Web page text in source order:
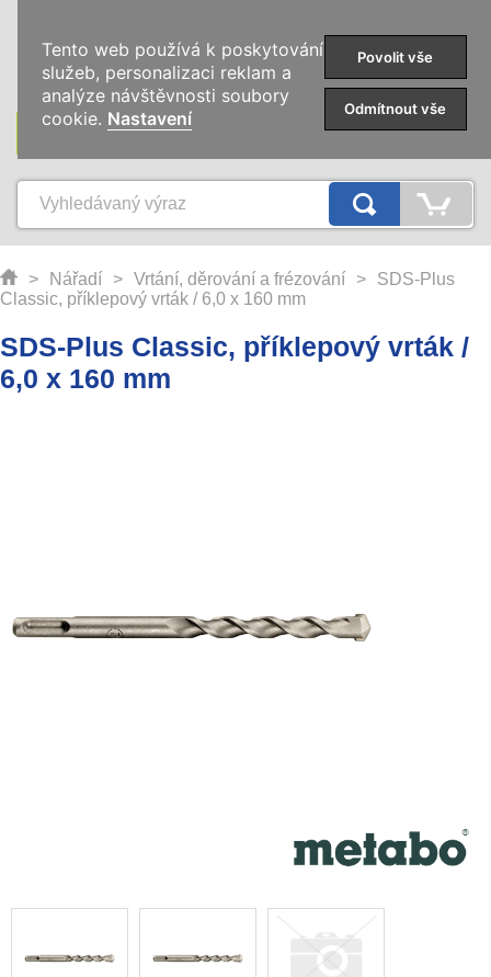
KATEGORIE
> Nářadí > Vrtání, děrování a frézování >
SDS-Plus
Classic, příklepový vrták / 6,0 x 160 mm
SDS-Plus Classic, příklepový vrták /
6,0 x 160 mm
Tento web používá k poskytování
služeb, personalizaci reklam a
analýze návštěvnosti soubory
cookie. Nastavení
Povolit vše
Odmítnout vše